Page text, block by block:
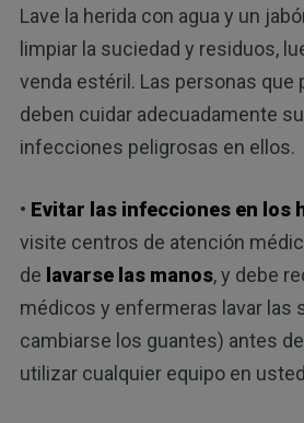
Lave la herida con agua y un
limpiar la suciedad y residuos,
venda estéril. Las personas que
deben cuidar adecuadamente
infecciones peligrosas en ellos.
• Evitar las infecciones en los
visite centros de atención
de lavarse las manos, y debe
médicos y enfermeras lavar las
cambiarse los guantes) antes
utilizar cualquier equipo en